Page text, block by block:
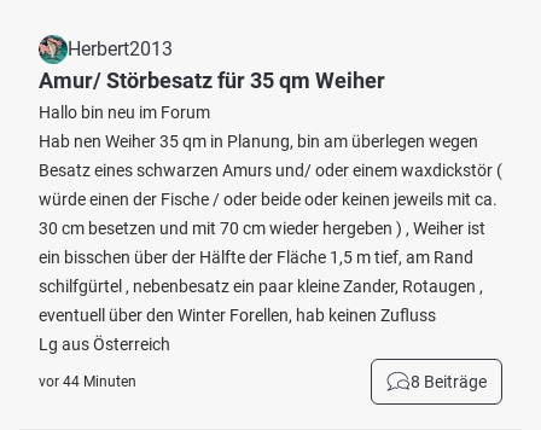
Herbert2013
Amur/ Störbesatz für 35 qm Weiher
Hallo bin neu im Forum
Hab nen Weiher 35 qm in Planung, bin am überlegen wegen
Besatz eines schwarzen Amurs und/ oder einem waxdickstör (
würde einen der Fische / oder beide oder keinen jeweils mit ca.
30 cm besetzen und mit 70 cm wieder hergeben ) , Weiher ist
ein bisschen über der Hälfte der Fläche 1,5 m tief, am Rand
schilfgürtel , nebenbesatz ein paar kleine Zander, Rotaugen ,
eventuell über den Winter Forellen, hab keinen Zufluss
Lg aus Österreich
vor 44 Minuten 8 Beiträge